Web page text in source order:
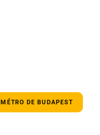
MÉTRO DE BUDAPEST